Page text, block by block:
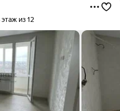
этаж из 12